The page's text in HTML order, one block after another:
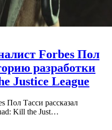
Forbes Пол
разработки
Justice League
Пол Тасси рассказал
Kill the Just…